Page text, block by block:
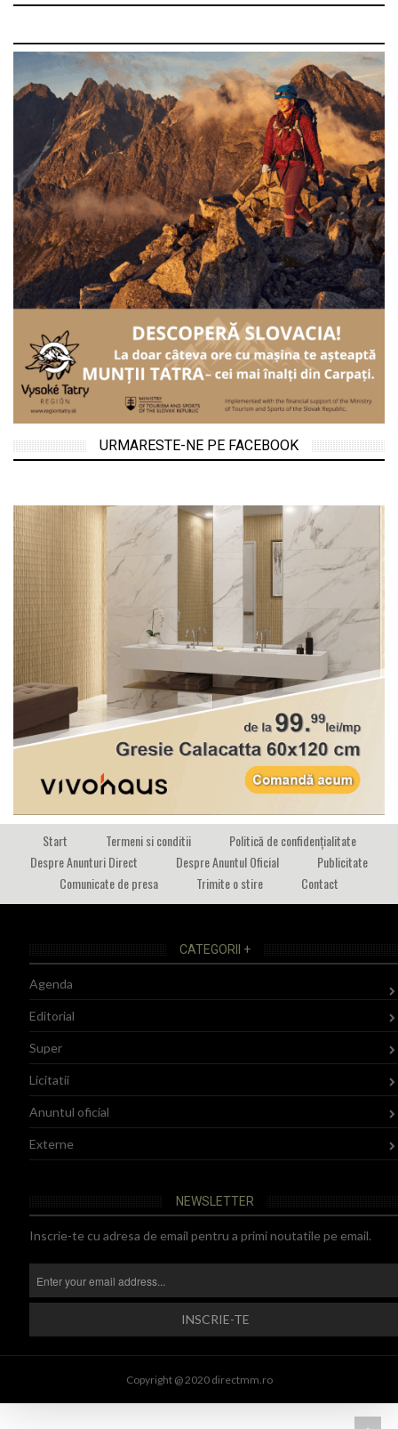
URMARESTE-NE PE FACEBOOK
Start Termeni si conditii
Politică de confidențialitate
Despre Anunturi Direct
Despre Anuntul Oficial
Publicitate
Comunicate de presa
Trimite o stire Contact
CATEGORII +
Agenda
Editorial
Super
Licitatii
Anuntul oficial
Externe
NEWSLETTER
Inscrie-te cu adresa de email pentru a primi noutatile pe email.
Copyright @ 2020 directmm.ro